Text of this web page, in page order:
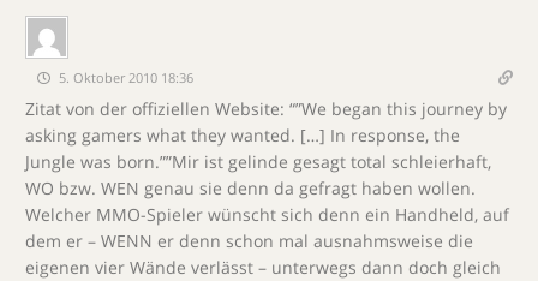
5. Oktober 2010 18:36
Zitat von der offiziellen Website: “”We began this journey by
asking gamers what they wanted. […] In response, the
Jungle was born.””Mir ist gelinde gesagt total schleierhaft,
WO bzw. WEN genau sie denn da gefragt haben wollen.
Welcher MMO-Spieler wünscht sich denn ein Handheld, auf
dem er – WENN er denn schon mal ausnahmsweise die
eigenen vier Wände verlässt – unterwegs dann doch gleich